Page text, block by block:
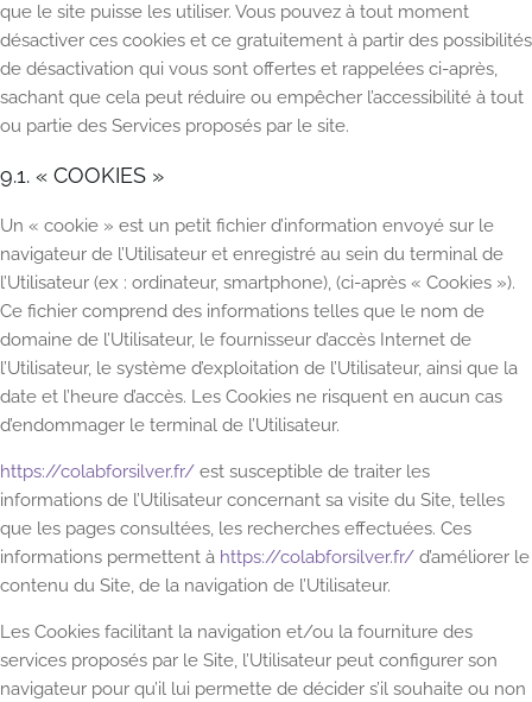
que le site puisse les utiliser. Vous pouvez à tout moment
désactiver ces cookies et ce gratuitement à partir des possibilités
de désactivation qui vous sont offertes et rappelées ci-après,
sachant que cela peut réduire ou empêcher l’accessibilité à tout
ou partie des Services proposés par le site.
9.1. « COOKIES »
Un « cookie » est un petit fichier d’information envoyé sur le
navigateur de l’Utilisateur et enregistré au sein du terminal de
l’Utilisateur (ex : ordinateur, smartphone), (ci-après « Cookies »).
Ce fichier comprend des informations telles que le nom de
domaine de l’Utilisateur, le fournisseur d’accès Internet de
l’Utilisateur, le système d’exploitation de l’Utilisateur, ainsi que la
date et l’heure d’accès. Les Cookies ne risquent en aucun cas
d’endommager le terminal de l’Utilisateur.
https://colabforsilver.fr/ est susceptible de traiter les
informations de l’Utilisateur concernant sa visite du Site, telles
que les pages consultées, les recherches effectuées. Ces
informations permettent à https://colabforsilver.fr/ d’améliorer le
contenu du Site, de la navigation de l’Utilisateur.
Les Cookies facilitant la navigation et/ou la fourniture des
services proposés par le Site, l’Utilisateur peut configurer son
navigateur pour qu’il lui permette de décider s’il souhaite ou non